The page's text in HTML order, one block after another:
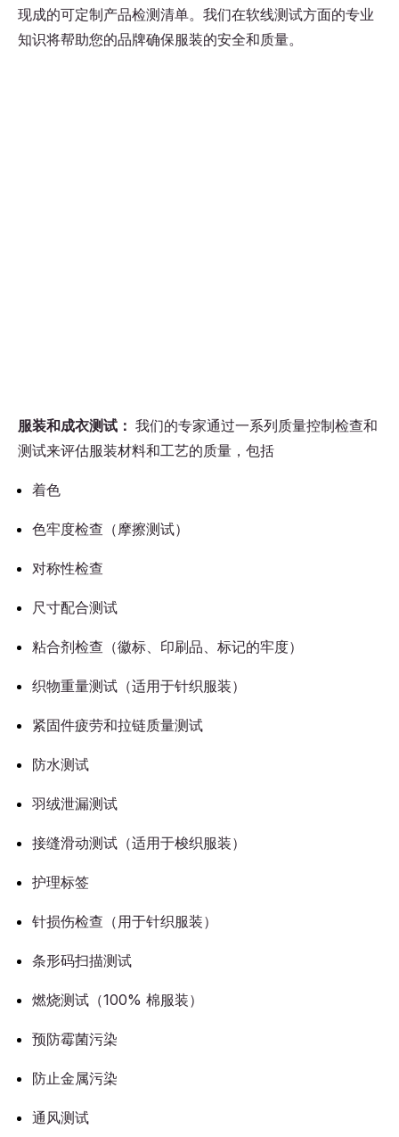
现成的可定制产品检测清单。我们在软线测试方面的专业
知识将帮助您的品牌确保服装的安全和质量。
服装和成衣测试： 我们的专家通过一系列质量控制检查和
测试来评估服装材料和工艺的质量，包括
着色
色牢度检查（摩擦测试）
对称性检查
尺寸配合测试
粘合剂检查（徽标、印刷品、标记的牢度）
织物重量测试（适用于针织服装）
紧固件疲劳和拉链质量测试
防水测试
羽绒泄漏测试
接缝滑动测试（适用于梭织服装）
护理标签
针损伤检查（用于针织服装）
条形码扫描测试
燃烧测试（100% 棉服装）
预防霉菌污染
防止金属污染
通风测试